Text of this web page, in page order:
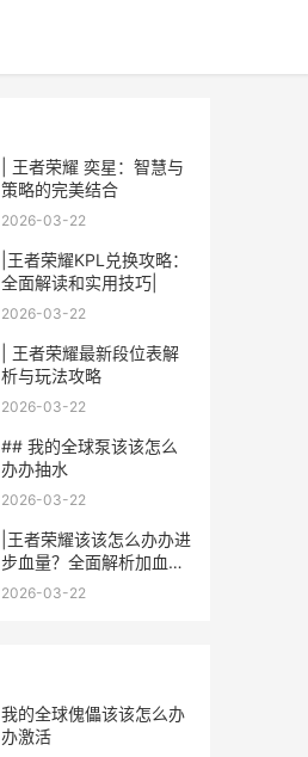
| 王者荣耀 奕星：智慧与
策略的完美结合
2026-03-22
|王者荣耀KPL兑换攻略：
全面解读和实用技巧|
2026-03-22
| 王者荣耀最新段位表解
析与玩法攻略
2026-03-22
## 我的全球泵该该怎么
办办抽水
2026-03-22
|王者荣耀该该怎么办办进
步血量？全面解析加血技
巧|
2026-03-22
我的全球傀儡该该怎么办
办激活